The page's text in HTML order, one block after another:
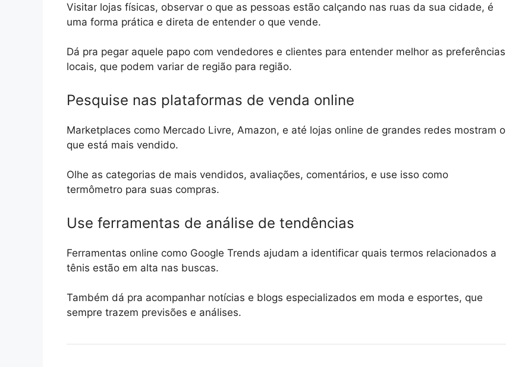
Visitar lojas físicas, observar o que as pessoas estão calçando nas ruas da sua cidade, é
uma forma prática e direta de entender o que vende.
Dá pra pegar aquele papo com vendedores e clientes para entender melhor as preferências
locais, que podem variar de região para região.
Pesquise nas plataformas de venda online
Marketplaces como Mercado Livre, Amazon, e até lojas online de grandes redes mostram o
que está mais vendido.
Olhe as categorias de mais vendidos, avaliações, comentários, e use isso como
termômetro para suas compras.
Use ferramentas de análise de tendências
Ferramentas online como Google Trends ajudam a identificar quais termos relacionados a
tênis estão em alta nas buscas.
Também dá pra acompanhar notícias e blogs especializados em moda e esportes, que
sempre trazem previsões e análises.